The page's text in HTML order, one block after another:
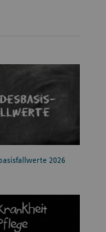
2026